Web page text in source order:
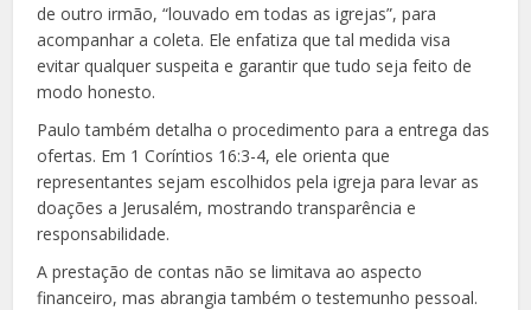
de outro irmão, “louvado em todas as igrejas”, para
acompanhar a coleta. Ele enfatiza que tal medida visa
evitar qualquer suspeita e garantir que tudo seja feito de
modo honesto.
Paulo também detalha o procedimento para a entrega das
ofertas. Em 1 Coríntios 16:3-4, ele orienta que
representantes sejam escolhidos pela igreja para levar as
doações a Jerusalém, mostrando transparência e
responsabilidade.
A prestação de contas não se limitava ao aspecto
financeiro, mas abrangia também o testemunho pessoal.